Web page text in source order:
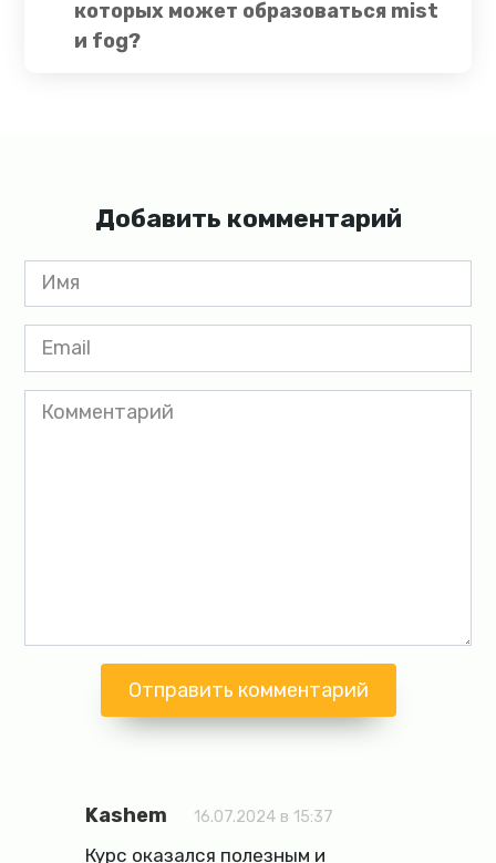
которых может образоваться mist
и fog?
Добавить комментарий
Имя
*
Email
*
Комментарий
Kashem 16.07.2024 в 15:37
Курс оказался полезным и